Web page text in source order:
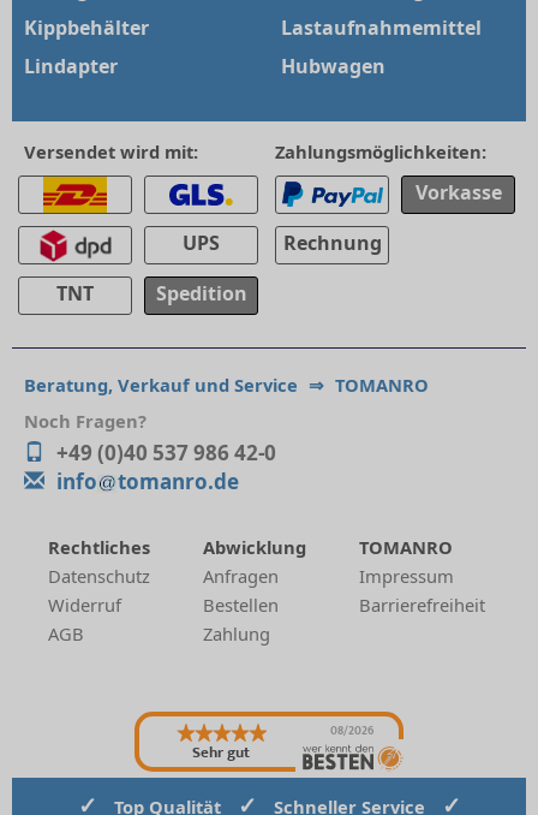
Kippbehälter
Lindapter
Lastaufnahmemittel
Hubwagen
Versendet wird mit:
UPS
TNT
Spedition
Zahlungsmöglichkeiten:
Vorkasse
Rechnung
Beratung, Verkauf und Service ⇒ TOMANRO
Noch Fragen?
+49 (0)40 537 986 42-0
info
tomanro.de
Rechtliches
Datenschutz
Widerruf
AGB
Abwicklung
Anfragen
Bestellen
Zahlung
TOMANRO
Impressum
Barrierefreiheit
Sehr gut
08/2026
✓ Top Qualität ✓ Schneller Service ✓